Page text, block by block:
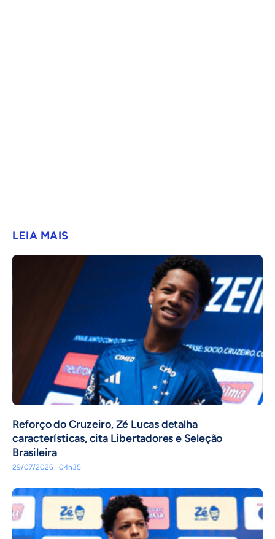
LEIA MAIS
⁠Reforço do Cruzeiro, Zé Lucas detalha
características, cita Libertadores e Seleção
Brasileira
29/07/2026 · 04h35